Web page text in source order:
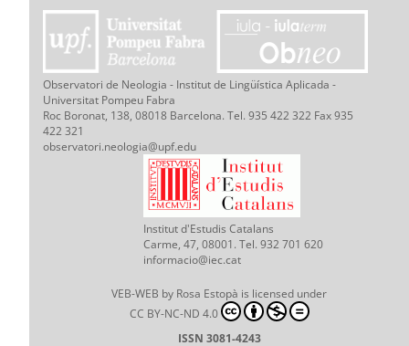
Observatori de Neologia - Institut de Lingüística Aplicada -
Universitat Pompeu Fabra
Roc Boronat, 138, 08018 Barcelona. Tel. 935 422 322 Fax 935
422 321
observatori.neologia@upf.edu
Institut d'Estudis Catalans
Carme, 47, 08001. Tel. 932 701 620
informacio@iec.cat
VEB-WEB by Rosa Estopà is licensed under
CC BY-NC-ND 4.0
ISSN 3081-4243